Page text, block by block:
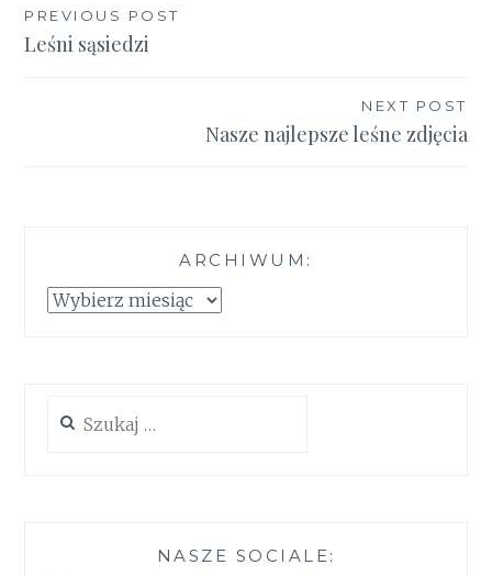
Nawigacja
wpisu
PREVIOUS POST
Leśni sąsiedzi
NEXT POST
Nasze najlepsze leśne zdjęcia
ARCHIWUM:
Archiwum:
NASZE SOCIALE: